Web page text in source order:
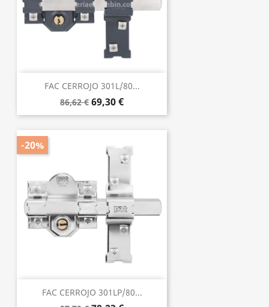
FAC CERROJO 301L/80...
86,62 € 69,30 €
FAC CERROJO 301LP/80...
-20%